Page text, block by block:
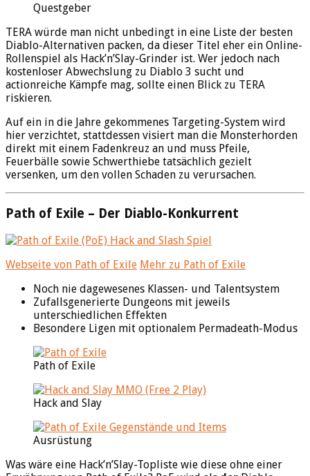
Questgeber
TERA würde man nicht unbedingt in eine Liste der besten
Diablo-Alternativen packen, da dieser Titel eher ein Online-
Rollenspiel als Hack’n’Slay-Grinder ist. Wer jedoch nach
kostenloser Abwechslung zu Diablo 3 sucht und
actionreiche Kämpfe mag, sollte einen Blick zu TERA
riskieren.
Auf ein in die Jahre gekommenes Targeting-System wird
hier verzichtet, stattdessen visiert man die Monsterhorden
direkt mit einem Fadenkreuz an und muss Pfeile,
Feuerbälle sowie Schwerthiebe tatsächlich gezielt
versenken, um den vollen Schaden zu verursachen.
Path of Exile – Der Diablo-Konkurrent
Webseite von Path of Exile Mehr zu Path of Exile
Noch nie dagewesenes Klassen- und Talentsystem
Zufallsgenerierte Dungeons mit jeweils
unterschiedlichen Effekten
Besondere Ligen mit optionalem Permadeath-Modus
Path of Exile
Hack and Slay
Ausrüstung
Was wäre eine Hack’n’Slay-Topliste wie diese ohne einer